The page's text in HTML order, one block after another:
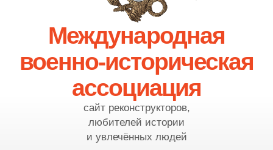
Международная
военно-историческая
ассоциация
сайт реконструкторов,
любителей истории
и увлечённых людей